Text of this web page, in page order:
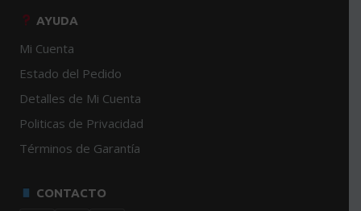
AYUDA
Mi Cuenta
Estado del Pedido
Detalles de Mi Cuenta
Politicas de Privacidad
Términos de Garantía
CONTACTO